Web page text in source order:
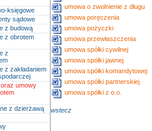
księgowe
sądowe
z budową
z obrotem
z
z zakładaniem
umowy
z dzierżawą
umowa o zwolnienie z długu
umowa poręczenia
umowa pożyczki
umowa przewłaszczenia
umowa spółki cywilnej
umowa spółki jawnej
umowa spółki komandytowej
umowa spółki partnerskiej
umowa spółki z o.o.
wstecz